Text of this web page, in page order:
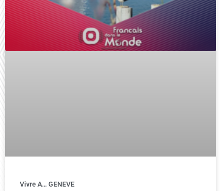
Vivre A… GENEVE